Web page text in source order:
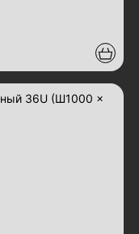
36U (Ш1000 ×